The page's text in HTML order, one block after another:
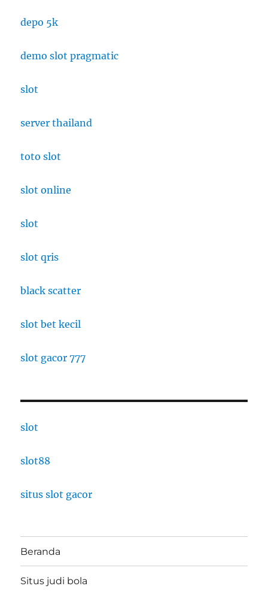
depo 5k
demo slot pragmatic
slot
server thailand
toto slot
slot online
slot
slot qris
black scatter
slot bet kecil
slot gacor 777
slot
slot88
situs slot gacor
Beranda
Situs judi bola